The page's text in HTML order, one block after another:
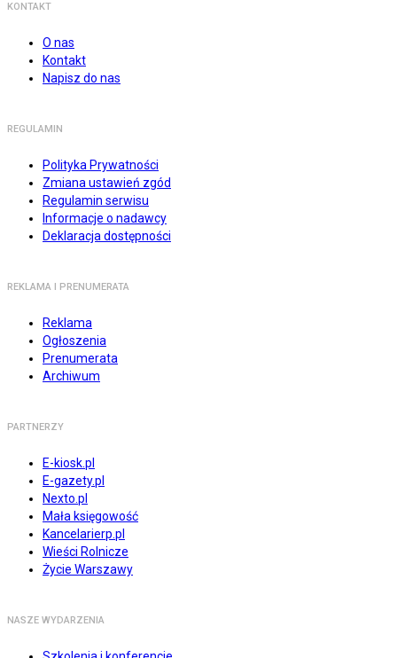
KONTAKT
O nas
Kontakt
Napisz do nas
REGULAMIN
Polityka Prywatności
Zmiana ustawień zgód
Regulamin serwisu
Informacje o nadawcy
Deklaracja dostępności
REKLAMA I PRENUMERATA
Reklama
Ogłoszenia
Prenumerata
Archiwum
PARTNERZY
E-kiosk.pl
E-gazety.pl
Nexto.pl
Mała księgowość
Kancelarierp.pl
Wieści Rolnicze
Życie Warszawy
NASZE WYDARZENIA